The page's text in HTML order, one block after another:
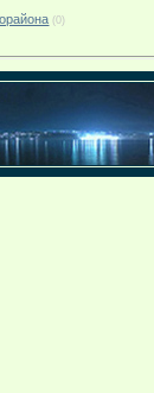
(0)